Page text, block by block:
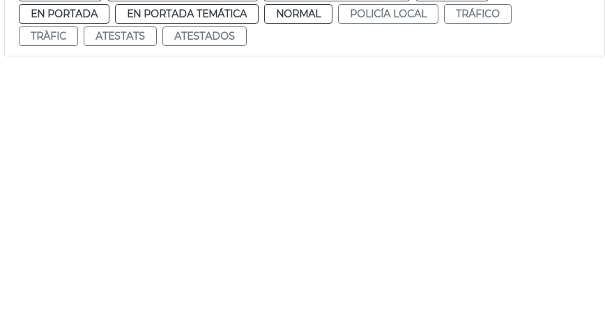
EN PORTADA
EN PORTADA TEMÁTICA NORMAL POLICÍA LOCAL
TRÁFICO
TRÀFIC
ATESTATS ATESTADOS